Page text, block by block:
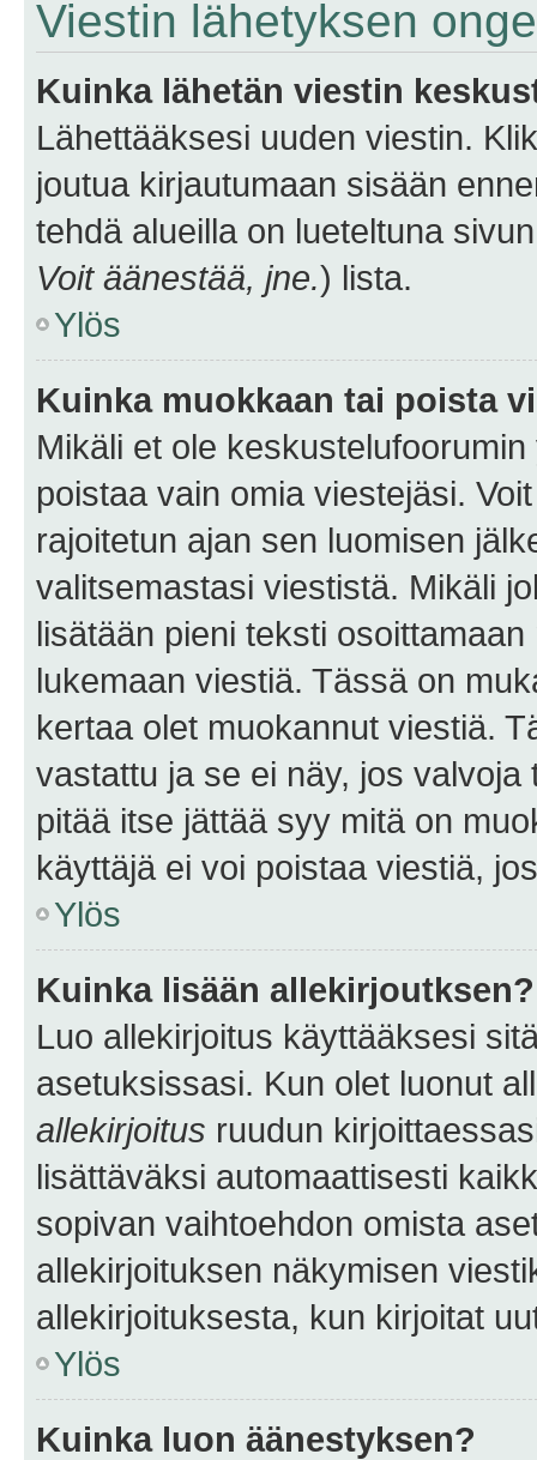
Viestin lähetyksen
Kuinka lähetän viestin
Lähettääksesi uuden viestin.
joutua kirjautumaan sisään
tehdä alueilla on lueteltuna
Voit äänestää, jne.) lista.
Ylös
Kuinka muokkaan tai poista
Mikäli et ole
poistaa vain omia viestejäsi.
rajoitetun ajan sen luomisen
valitsemastasi viestistä. Mikäli
lisätään pieni teksti
lukemaan viestiä. Tässä on
kertaa olet muokannut viestiä.
vastattu ja se ei näy, jos
pitää itse jättää syy mitä on
käyttäjä ei voi poistaa viestiä,
Ylös
Kuinka lisään allekirjoutksen?
Luo allekirjoitus käyttääksesi
asetuksissasi. Kun olet luonut
allekirjoitus ruudun
lisättäväksi automaattisesti
sopivan vaihtoehdon omista
allekirjoituksen näkymisen
allekirjoituksesta, kun kirjoitat
Ylös
Kuinka luon äänestyksen?